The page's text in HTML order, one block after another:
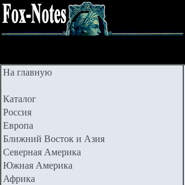
На главную
Каталог
Россия
Европа
Ближний Восток и Азия
Северная Америка
Южная Америка
Африка